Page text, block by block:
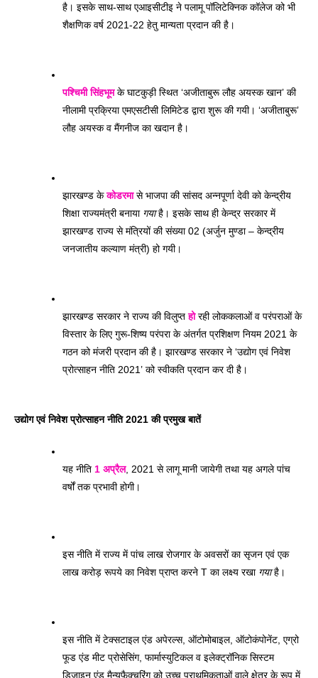
है। इसके साथ-साथ एआइसीटीइ ने पलामू पॉलिटेक्निक कॉलेज को भी
शैक्षणिक वर्ष 2021-22 हेतु मान्यता प्रदान की है।
पश्चिमी सिंहभूम के घाटकुड़ी स्थित ‘अजीताबुरू लौह अयस्क खान’ की
नीलामी प्रक्रिया एमएसटीसी लिमिटेड द्वारा शुरू की गयी। ‘अजीताबुरू’
लौह अयस्क व मैंगनीज का खदान है।
झारखण्ड के कोडरमा से भाजपा की सांसद अन्नपूर्णा देवी को केन्द्रीय
शिक्षा राज्यमंत्री बनाया गया है। इसके साथ ही केन्द्र सरकार में
झारखण्ड राज्य से मंत्रियों की संख्या 02 (अर्जुन मुण्डा – केन्द्रीय
जनजातीय कल्याण मंत्री) हो गयी।
झारखण्ड सरकार ने राज्य की विलुप्त हो रही लोककलाओं व परंपराओं के
विस्तार के लिए गुरू-शिष्य परंपरा के अंतर्गत प्रशिक्षण नियम 2021 के
गठन को मंजरी प्रदान की है। झारखण्ड सरकार ने ‘उद्योग एवं निवेश
प्रोत्साहन नीति 2021’ को स्वीकति प्रदान कर दी है।
उद्योग एवं निवेश प्रोत्साहन नीति 2021 की प्रमुख बातें
यह नीति 1 अप्रैल, 2021 से लागू मानी जायेगी तथा यह अगले पांच
वर्षों तक प्रभावी होगी।
इस नीति में राज्य में पांच लाख रोजगार के अवसरों का सृजन एवं एक
लाख करोड़ रूपये का निवेश प्राप्त करने T का लक्ष्य रखा गया है।
इस नीति में टेक्सटाइल एंड अपेरल्स, ऑटोमोबाइल, ऑटोकंपोनेंट, एग्रो
फूड एंड मीट प्रोसेसिंग, फार्मास्युटिकल व इलेक्ट्रॉनिक सिस्टम
डिजाइन एंड मैन्युफैक्चरिंग को उच्च प्राथमिकताओं वाले क्षेत्र के रूप में